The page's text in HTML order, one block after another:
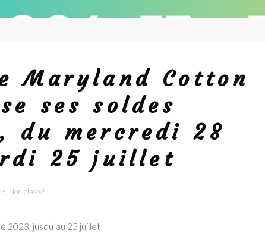
Maryland Cotton
ses soldes
du mercredi 28
25 juillet
Non classé
2023, jusqu’au 25 juillet